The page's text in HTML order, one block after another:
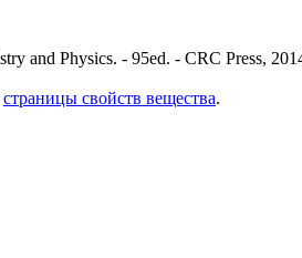
and Physics. - 95ed. - CRC Press,
страницы свойств вещества.